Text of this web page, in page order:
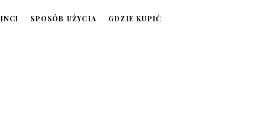
INCI SPOSÓB UŻYCIA GDZIE KUPIĆ